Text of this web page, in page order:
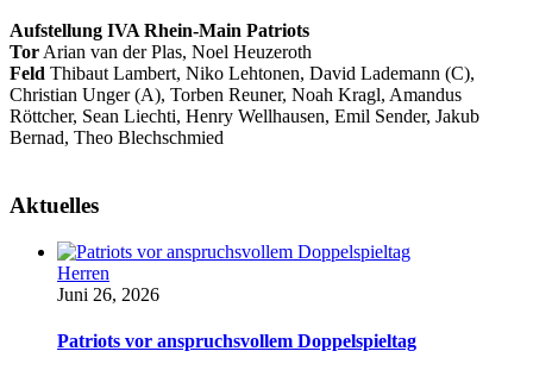
Aufstellung IVA Rhein-Main Patriots
Tor Arian van der Plas, Noel Heuzeroth
Feld Thibaut Lambert, Niko Lehtonen, David Lademann (C),
Christian Unger (A), Torben Reuner, Noah Kragl, Amandus
Röttcher, Sean Liechti, Henry Wellhausen, Emil Sender, Jakub
Bernad, Theo Blechschmied
Aktuelles
Herren
Juni 26, 2026
Patriots vor anspruchsvollem Doppelspieltag